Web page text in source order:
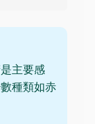
主要感
種類如赤